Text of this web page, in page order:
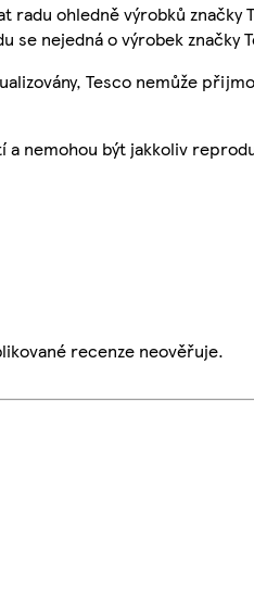
radu ohledně výrobků
se nejedná o výrobek značky
Tesco nemůže
nemohou být jakkoliv
recenze neověřuje.